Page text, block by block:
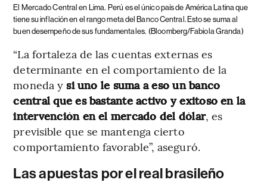
El Mercado Central en Lima. Perú es el único país de América Latina que
tiene su inflación en el rango meta del Banco Central. Esto se suma al
buen desempeño de sus fundamentales. (Bloomberg/Fabiola Granda)
“La fortaleza de las cuentas externas es
determinante en el comportamiento de la
moneda ysi uno le suma a eso un banco
central que es bastante activo y exitoso en la
intervención en el mercado del dólar, es
previsible que se mantenga cierto
comportamiento favorable”, aseguró.
Las apuestas por el real brasileño